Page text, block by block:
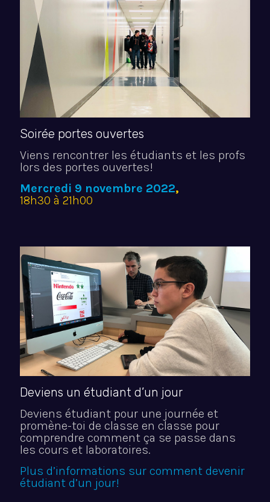
Soirée portes ouvertes
Viens rencontrer les étudiants et les profs
lors des portes ouvertes!
Mercredi 9 novembre 2022,
18h30 à 21h00
Deviens un étudiant d’un jour
Deviens étudiant pour une journée et
promène-toi de classe en classe pour
comprendre comment ça se passe dans
les cours et laboratoires.
Plus d’informations sur comment devenir
étudiant d’un jour!